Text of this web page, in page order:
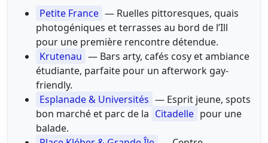
Petite France — Ruelles pittoresques, quais
photogéniques et terrasses au bord de l’Ill
pour une première rencontre détendue.
Krutenau — Bars arty, cafés cosy et ambiance
étudiante, parfaite pour un afterwork gay-
friendly.
Esplanade & Universités — Esprit jeune, spots
bon marché et parc de la Citadelle pour une
balade.